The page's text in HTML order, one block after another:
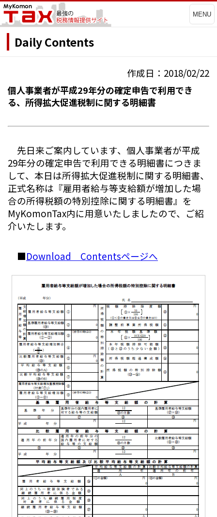
MENU
Daily Contents
作成日：2018/02/22
個人事業者が平成29年分の確定申告で利用でき
る、所得拡大促進税制に関する明細書
先日来ご案内しています、個人事業者が平成
29年分の確定申告で利用できる明細書につきま
して、本日は所得拡大促進税制に関する明細書、
正式名称は『雇用者給与等支給額が増加した場
合の所得税額の特別控除に関する明細書』を
MyKomonTax内に用意いたしましたので、ご紹
介いたします。
■Download Contentsページへ